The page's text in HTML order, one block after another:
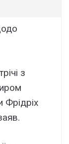
з
Фрідріх